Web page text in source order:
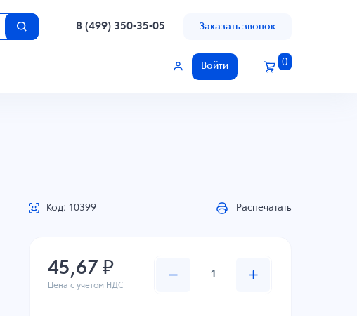
8 (499) 350-35-05 Заказать звонок
Войти 0
Код: 10399 Распечатать
45,67 ₽
Цена с учетом НДС